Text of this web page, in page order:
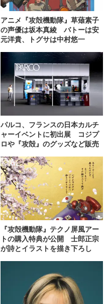
アニメ『攻殻機動隊』草薙素子
の声優は坂本真綾 バトーは安
元洋貴、トグサは中村悠一
パルコ、フランスの日本カルチ
ャーイベントに初出展 コジプ
ロや『攻殻』のグッズなど販売
『攻殻機動隊』テクノ屏風アー
トの購入特典が公開 士郎正宗
が詩とイラストを描き下ろし